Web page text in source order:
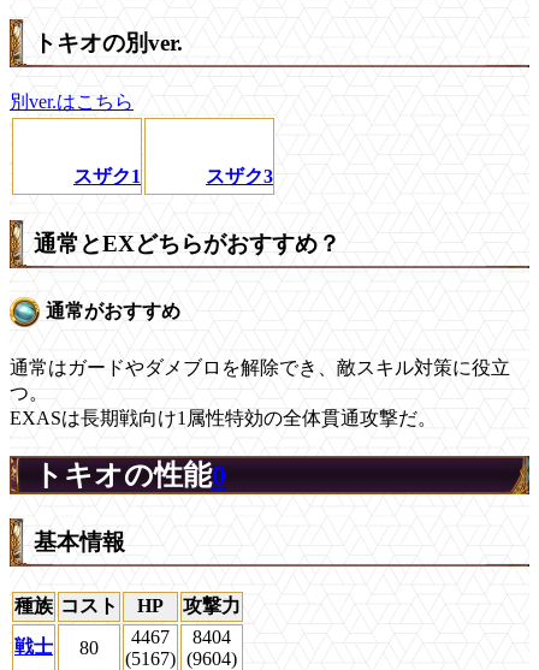
トキオの別ver.
別ver.はこちら
スザク1 スザク3
通常とEXどちらがおすすめ？
通常がおすすめ
通常はガードやダメブロを解除でき、敵スキル対策に役立
つ。
EXASは長期戦向け1属性特効の全体貫通攻撃だ。
トキオの性能0
基本情報
種族 コスト HP
攻撃力
戦士
80
4467
(5167)
8404
(9604)